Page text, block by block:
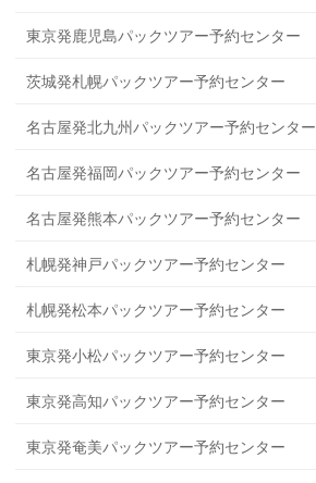
東京発鹿児島パックツアー予約センター
茨城発札幌パックツアー予約センター
名古屋発北九州パックツアー予約センター
名古屋発福岡パックツアー予約センター
名古屋発熊本パックツアー予約センター
札幌発神戸パックツアー予約センター
札幌発松本パックツアー予約センター
東京発小松パックツアー予約センター
東京発高知パックツアー予約センター
東京発奄美パックツアー予約センター